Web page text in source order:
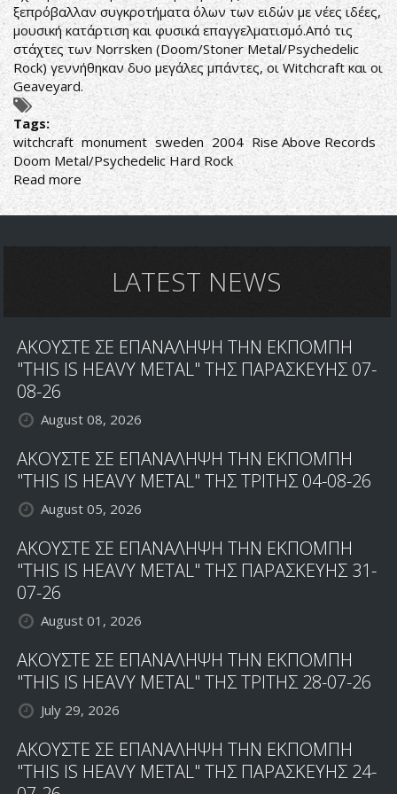
ξεπρόβαλλαν συγκροτήματα όλων των ειδών με νέες ιδέες,
μουσική κατάρτιση και φυσικά επαγγελματισμό.Από τις
στάχτες των Norrsken (Doom/Stoner Metal/Psychedelic
Rock) γεννήθηκαν δυο μεγάλες μπάντες, οι Witchcraft και οι
Geaveyard.
Tags:
witchcraft monument sweden 2004 Rise Above Records
Doom Metal/Psychedelic Hard Rock
Read more about
Witchcraft-
Witchcraft
LATEST NEWS
ΑΚΟΥΣΤΕ ΣΕ ΕΠΑΝΑΛΗΨΗ ΤΗΝ ΕΚΠΟΜΠΗ
"THIS IS HEAVY METAL" ΤΗΣ ΠΑΡΑΣΚΕΥΗΣ 07-
08-26
August 08, 2026
ΑΚΟΥΣΤΕ ΣΕ ΕΠΑΝΑΛΗΨΗ ΤΗΝ ΕΚΠΟΜΠΗ
"THIS IS HEAVY METAL" ΤΗΣ ΤΡΙΤΗΣ 04-08-26
August 05, 2026
ΑΚΟΥΣΤΕ ΣΕ ΕΠΑΝΑΛΗΨΗ ΤΗΝ ΕΚΠΟΜΠΗ
"THIS IS HEAVY METAL" ΤΗΣ ΠΑΡΑΣΚΕΥΗΣ 31-
07-26
August 01, 2026
ΑΚΟΥΣΤΕ ΣΕ ΕΠΑΝΑΛΗΨΗ ΤΗΝ ΕΚΠΟΜΠΗ
"THIS IS HEAVY METAL" ΤΗΣ ΤΡΙΤΗΣ 28-07-26
July 29, 2026
ΑΚΟΥΣΤΕ ΣΕ ΕΠΑΝΑΛΗΨΗ ΤΗΝ ΕΚΠΟΜΠΗ
"THIS IS HEAVY METAL" ΤΗΣ ΠΑΡΑΣΚΕΥΗΣ 24-